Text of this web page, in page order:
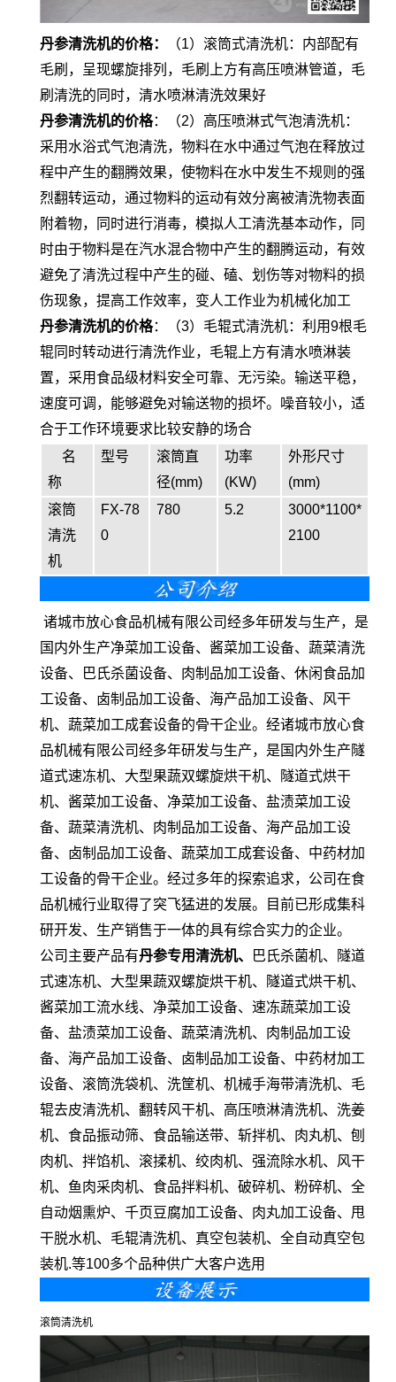
丹参清洗机的价格：
（1）滚筒式清洗机：内部配有
毛刷，呈现螺旋排列，毛刷上方有高压喷淋管道，毛
刷清洗的同时，清水喷淋清洗效果好
丹参清洗机的价格：（2）高压喷淋式气泡清洗机：
采用水浴式气泡清洗，物料在水中通过气泡在释放过
程中产生的翻腾效果，使物料在水中发生不规则的强
烈翻转运动，通过物料的运动有效分离被清洗物表面
附着物，同时进行消毒，模拟人工清洗基本动作，同
时由于物料是在汽水混合物中产生的翻腾运动，有效
避免了清洗过程中产生的碰、磕、划伤等对物料的损
伤现象，提高工作效率，变人工作业为机械化加工
丹参清洗机的价格：（3）毛辊式清洗机：利用9根毛
辊同时转动进行清洗作业，毛辊上方有清水喷淋装
置，采用食品级材料安全可靠、无污染。输送平稳，
速度可调，能够避免对输送物的损坏。噪音较小，适
合于工作环境要求比较安静的场合
名
称
型号
滚筒直
径(mm)
功率
(KW)
外形尺寸
(mm)
滚筒
清洗
机
FX-78
0
780 5.2
3000*1100*
2100
诸城市放心食品机械有限公司经多年研发与生产，是
国内外生产净菜加工设备、酱菜加工设备、蔬菜清洗
设备、巴氏杀菌设备、肉制品加工设备、休闲食品加
工设备、卤制品加工设备、海产品加工设备、风干
机、蔬菜加工成套设备的骨干企业。经诸城市放心食
品机械有限公司经多年研发与生产，是国内外生产隧
道式速冻机、大型果蔬双螺旋烘干机、隧道式烘干
机、酱菜加工设备、净菜加工设备、盐渍菜加工设
备、蔬菜清洗机、肉制品加工设备、海产品加工设
备、卤制品加工设备、蔬菜加工成套设备、中药材加
工设备的骨干企业。经过多年的探索追求，公司在食
品机械行业取得了突飞猛进的发展。目前已形成集科
研开发、生产销售于一体的具有综合实力的企业。
公司主要产品有丹参专用清洗机、
巴氏杀菌机、隧道
式速冻机、大型果蔬双螺旋烘干机、隧道式烘干机、
酱菜加工流水线、净菜加工设备、速冻蔬菜加工设
备、盐渍菜加工设备、蔬菜清洗机、肉制品加工设
备、海产品加工设备、卤制品加工设备、中药材加工
设备、滚筒洗袋机、洗筐机、机械手海带清洗机、毛
辊去皮清洗机、翻转风干机、高压喷淋清洗机、洗姜
机、食品振动筛、食品输送带、斩拌机、肉丸机、刨
肉机、拌馅机、滚揉机、绞肉机、强流除水机、风干
机、鱼肉采肉机、食品拌料机、破碎机、粉碎机、全
自动烟熏炉、千页豆腐加工设备、肉丸加工设备、甩
干脱水机、毛辊清洗机、真空包装机、全自动真空包
装机.等100多个品种供广大客户选用
滚筒清洗机